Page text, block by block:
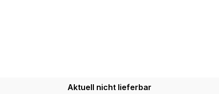
Aktuell nicht lieferbar